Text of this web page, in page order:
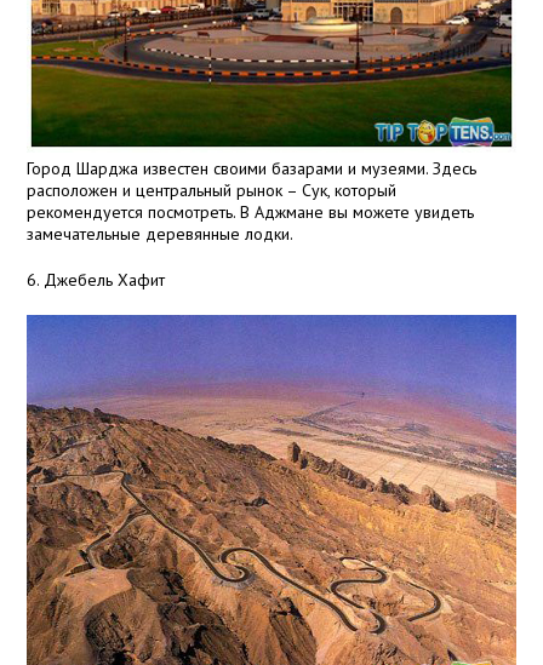
Город Шарджа известен своими базарами и музеями. Здесь
расположен и центральный рынок – Сук, который
рекомендуется посмотреть. В Аджмане вы можете увидеть
замечательные деревянные лодки.
6. Джебель Хафит